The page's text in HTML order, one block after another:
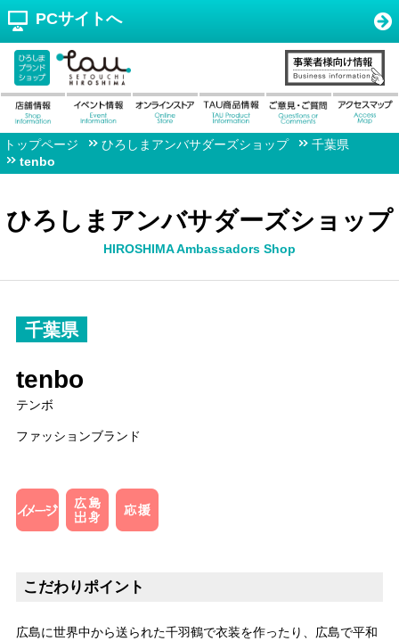
PCサイトへ
トップページ ひろしまアンバサダーズショップ
千葉県
tenbo
ひろしまアンバサダーズショップ
HIROSHIMA Ambassadors Shop
千葉県
tenbo
テンボ
ファッションブランド
こだわりポイント
広島に世界中から送られた千羽鶴で衣装を作ったり、広島で平和